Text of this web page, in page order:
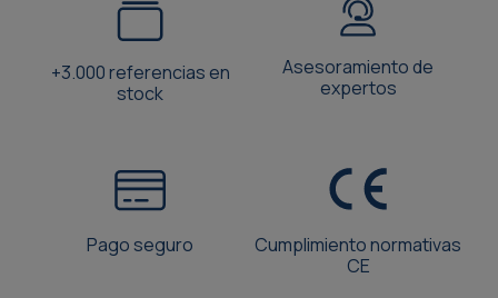
+3.000 referencias en
stock
Asesoramiento de
expertos
Pago seguro
Cumplimiento normativas
CE